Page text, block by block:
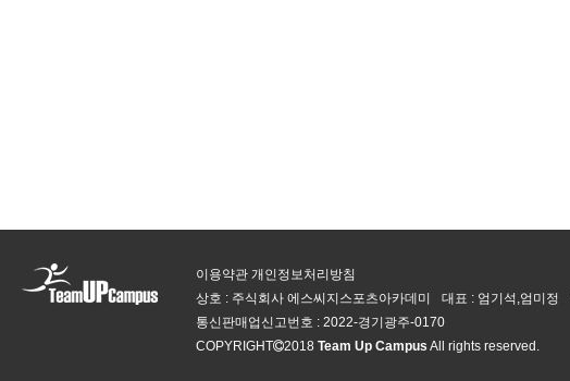
이용약관 개인정보처리방침
상호 : 주식회사 에스씨지스포츠아카데미
대표 : 엄기석,엄미정
통신판매업신고번호 : 2022-경기광주-0170
COPYRIGHT
2018 Team Up Campus All rights reserved.